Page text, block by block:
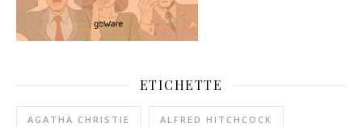
ETICHETTE
AGATHA CHRISTIE ALFRED HITCHCOCK